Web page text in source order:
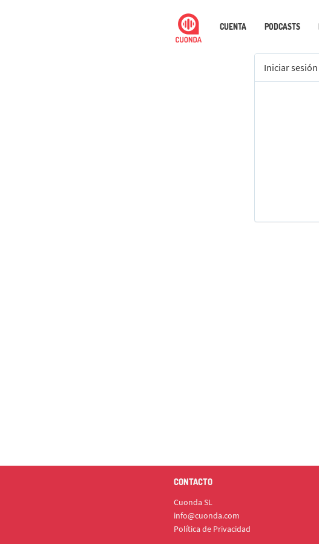
CUENTA PODCASTS
Iniciar sesión
CONTACTO
Cuonda SL
info@cuonda.com
Política de Privacidad